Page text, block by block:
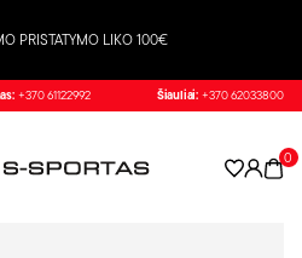
PRISTATYMO LIKO 100€
+370 61122992 Šiauliai: +370 62033800
0